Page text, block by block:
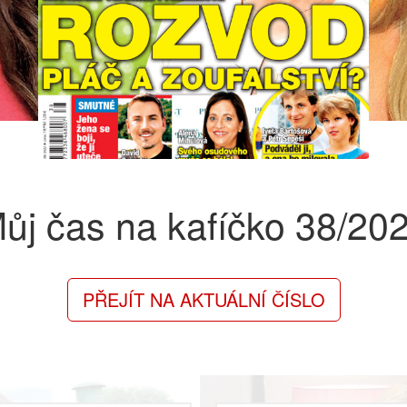
čas na kafíčko 38/
PŘEJÍT NA AKTUÁLNÍ ČÍSLO